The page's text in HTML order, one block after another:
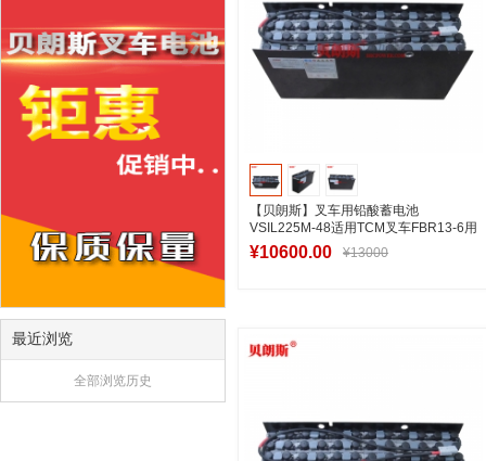
最近浏览
全部浏览历史
【贝朗斯】叉车用铅酸蓄电池
VSIL225M-48适用TCM叉车FBR13-6用
电池厂商
¥10600.00 ¥13000